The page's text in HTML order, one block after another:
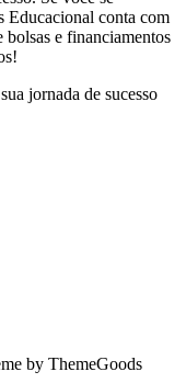
Educacional conta com
bolsas e financiamentos
jornada de sucesso
by ThemeGoods